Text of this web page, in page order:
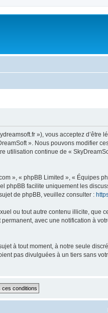
»), vous acceptez
». Nous pouvons modifier
utilisation continue de «
», « phpBB Limited », « Équipes
phpBB facilite uniquement les
de phpBB, veuillez consulter :
ou tout autre contenu illicite, que
avec une notification à
à tout moment, à notre seule
pas divulguées à un tiers sans